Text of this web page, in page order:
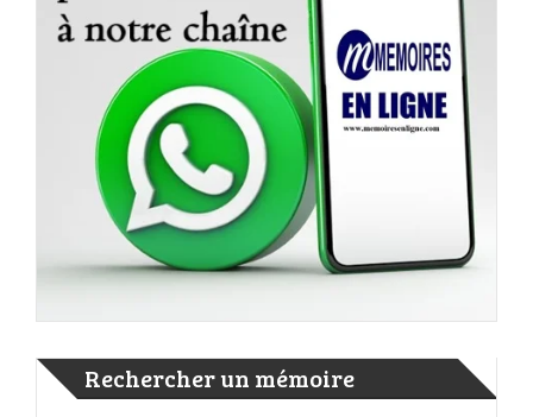
Rechercher un mémoire